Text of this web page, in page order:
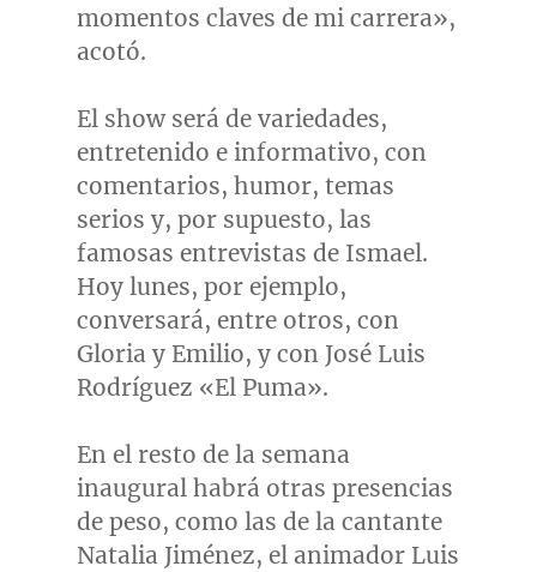
momentos claves de mi carrera»,
acotó.
El show será de variedades,
entretenido e informativo, con
comentarios, humor, temas
serios y, por supuesto, las
famosas entrevistas de Ismael.
Hoy lunes, por ejemplo,
conversará, entre otros, con
Gloria y Emilio, y con José Luis
Rodríguez «El Puma».
En el resto de la semana
inaugural habrá otras presencias
de peso, como las de la cantante
Natalia Jiménez, el animador Luis